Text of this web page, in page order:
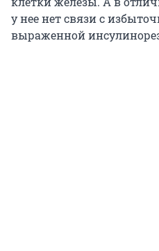
у нее нет связи с
выраженной